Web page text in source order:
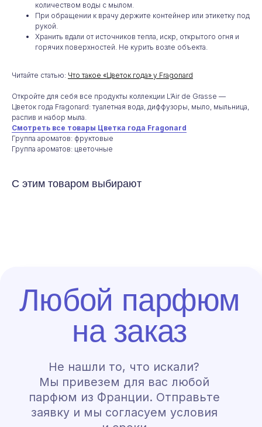
количеством воды с мылом.
При обращении к врачу держите контейнер или этикетку под
рукой.
Хранить вдали от источников тепла, искр, открытого огня и
горячих поверхностей. Не курить возле объекта.
Читайте статью: Что такое «Цветок года» у Fragonard
Откройте для себя все продукты коллекции L’Air de Grasse —
Цветок года Fragonard: туалетная вода, диффузоры, мыло, мыльница,
распив и набор мыла.
Смотреть все товары Цветка года Fragonard
Группа ароматов: фруктовые
Группа ароматов: цветочные
С этим товаром выбирают
Мы привезем для вас любой
заявку и мы согласуем условия
и сроки
Любой парфюм
на заказ
Индивидуальный заказ